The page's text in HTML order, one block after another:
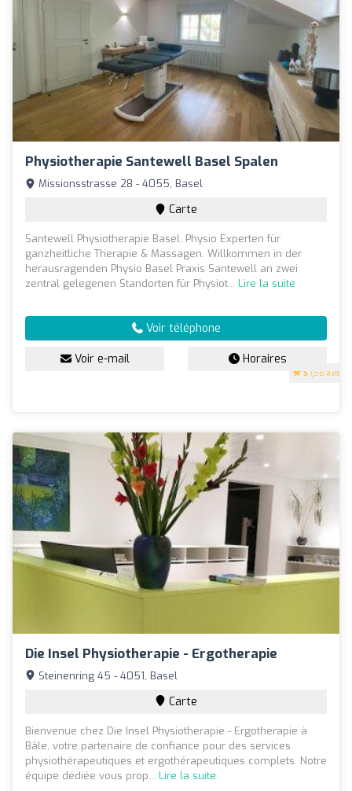
Physiotherapie Santewell Basel Spalen
5 (56 avis)
Missionsstrasse 28 - 4055, Basel
Carte
Santewell Physiotherapie Basel. Physio Experten für
ganzheitliche Therapie & Massagen. Willkommen in der
herausragenden Physio Basel Praxis Santewell an zwei
zentral gelegenen Standorten für Physiot... Lire la suite
Voir téléphone
Voir e-mail Horaires
Die Insel Physiotherapie - Ergotherapie
Steinenring 45 - 4051, Basel
Carte
Bienvenue chez Die Insel Physiotherapie - Ergotherapie à
Bâle, votre partenaire de confiance pour des services
physiothérapeutiques et ergothérapeutiques complets. Notre
équipe dédiée vous prop... Lire la suite